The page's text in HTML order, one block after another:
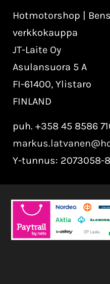
Hotmotorshop |
verkkokauppa
JT-Laite Oy
Asulansuora 5 A
FI-61400, Ylistaro
FINLAND
puh. +358 45 8586
Y-tunnus: 2073058-8